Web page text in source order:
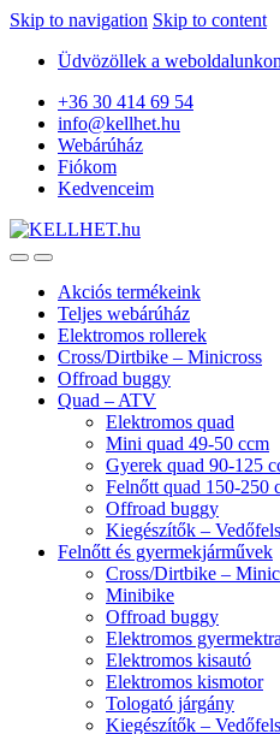
Skip to navigation Skip to content
Üdvözöllek a
+36 30 414 69 54
info@kellhet.hu
Webárúház
Fiókom
Kedvenceim
Akciós termékeink
Teljes webárúház
Elektromos rollerek
Cross/Dirtbike – Minicross
Offroad buggy
Quad – ATV
Elektromos quad
Mini quad 49-50 ccm
Gyerek quad 90-125
Felnőtt quad 150-250
Offroad buggy
Kiegészítők –
Felnőtt és gyermekjárművek
Cross/Dirtbike –
Minibike
Offroad buggy
Elektromos
Elektromos kisautó
Elektromos kismotor
Tologató járgány
Kiegészítők –